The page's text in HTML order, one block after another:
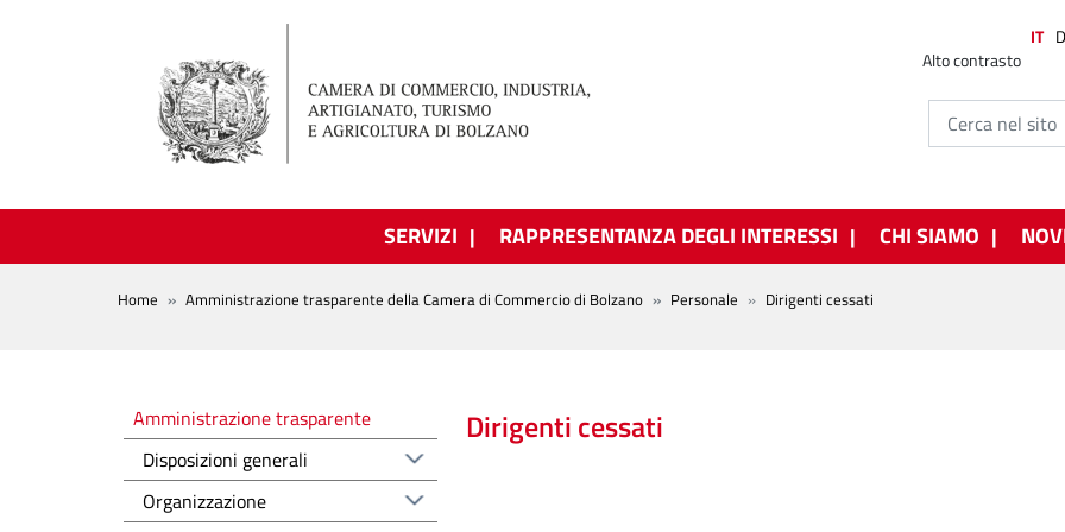
Alto contrasto
IT
SERVIZI RAPPRESENTANZA DEGLI INTERESSI CHI SIAMO
BREADCRUMB
Home Amministrazione trasparente della Camera di Commercio di Bolzano Personale Dirigenti cessati
Dirigenti cessati
Amministrazione trasparente
Amministrazione trasparente
Disposizioni generali
Organizzazione